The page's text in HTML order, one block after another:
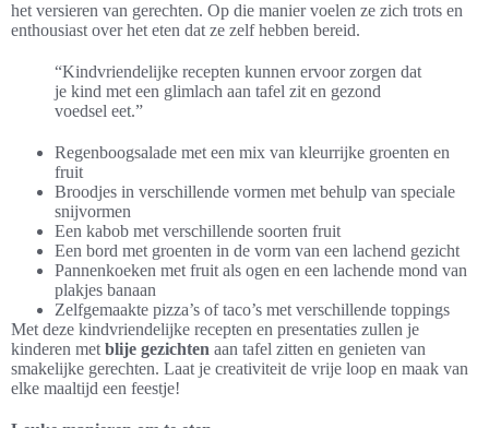
het versieren van gerechten. Op die manier voelen ze zich trots en
enthousiast over het eten dat ze zelf hebben bereid.
“Kindvriendelijke recepten kunnen ervoor zorgen dat
je kind met een glimlach aan tafel zit en gezond
voedsel eet.”
Regenboogsalade met een mix van kleurrijke groenten en
fruit
Broodjes in verschillende vormen met behulp van speciale
snijvormen
Een kabob met verschillende soorten fruit
Een bord met groenten in de vorm van een lachend gezicht
Pannenkoeken met fruit als ogen en een lachende mond van
plakjes banaan
Zelfgemaakte pizza’s of taco’s met verschillende toppings
Met deze kindvriendelijke recepten en presentaties zullen je
kinderen met blije gezichten aan tafel zitten en genieten van
smakelijke gerechten. Laat je creativiteit de vrije loop en maak van
elke maaltijd een feestje!